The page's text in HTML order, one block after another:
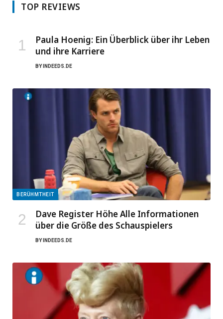
TOP REVIEWS
Paula Hoenig: Ein Überblick über ihr Leben
und ihre Karriere
BY INDEEDS.DE
BERÜHMTHEIT
Dave Register Höhe Alle Informationen
über die Größe des Schauspielers
BY INDEEDS.DE